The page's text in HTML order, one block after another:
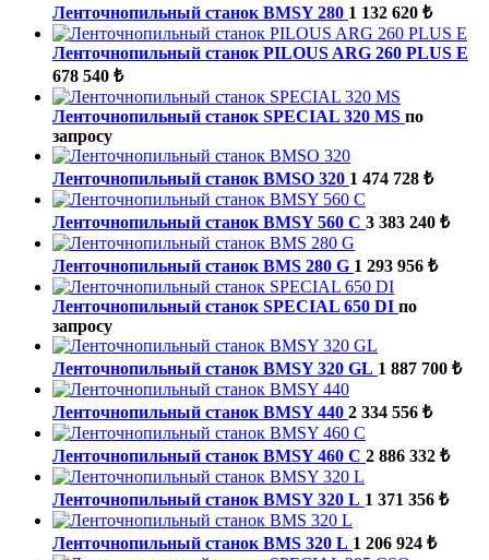
Ленточнопильный станок BMSY 280 1 132 620 ₺
Ленточнопильный станок PILOUS ARG 260 PLUS E
678 540 ₺
Ленточнопильный станок SPECIAL 320 MS по
запросу
Ленточнопильный станок BMSO 320 1 474 728 ₺
Ленточнопильный станок BMSY 560 C 3 383 240 ₺
Ленточнопильный станок BMS 280 G 1 293 956 ₺
Ленточнопильный станок SPECIAL 650 DI по
запросу
Ленточнопильный станок BMSY 320 GL 1 887 700 ₺
Ленточнопильный станок BMSY 440 2 334 556 ₺
Ленточнопильный станок BMSY 460 C 2 886 332 ₺
Ленточнопильный станок BMSY 320 L 1 371 356 ₺
Ленточнопильный станок BMS 320 L 1 206 924 ₺